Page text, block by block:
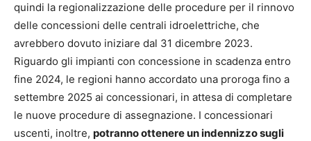
quindi la regionalizzazione delle procedure per il rinnovo
delle concessioni delle centrali idroelettriche, che
avrebbero dovuto iniziare dal 31 dicembre 2023.
Riguardo gli impianti con concessione in scadenza entro
fine 2024, le regioni hanno accordato una proroga fino a
settembre 2025 ai concessionari, in attesa di completare
le nuove procedure di assegnazione. I concessionari
uscenti, inoltre, potranno ottenere un indennizzo sugli